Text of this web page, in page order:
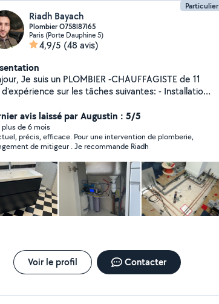
Particulier
Riadh Bayach
Plombier O758l87l65
Paris (Porte Dauphine 5)
4,9/5 (48 avis)
Je suis un PLOMBIER -CHAUFFAGISTE de 11
d'expérience sur les tâches suivantes: - Installation
avec ballon sous évier - Installation douche -
de la robenetterie Et des appareils
lave-linge, ect.) - Soudures - Installation wo
chasse d'eau - Réparation des fuites
avis laissé par Augustin : 5/5
plus de 6 mois
précis, efficace. Pour une intervention de plomberie,
de mitigeur . Je recommande Riadh
Voir le profil Contacter